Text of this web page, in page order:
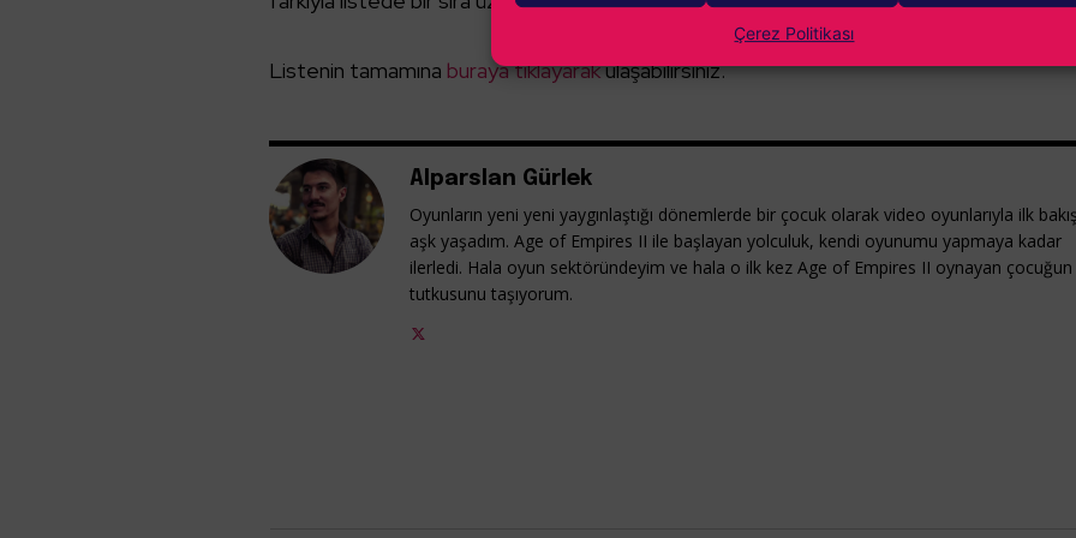
Çerez Politikası
Listenin tamamına buraya tıklayarakulaşabilirsiniz.
Alparslan Gürlek
Oyunların yeni yeni yaygınlaştığı dönemlerde bir çocuk olarak video oyunlarıyla ilk
aşk yaşadım. Age of Empires II ile başlayan yolculuk, kendi oyunumu yapmaya kadar
ilerledi. Hala oyun sektöründeyim ve hala o ilk kez Age of Empires II oynayan çocuğun
tutkusunu taşıyorum.